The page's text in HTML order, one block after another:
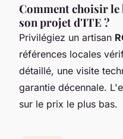
Comment choisir
son projet d'ITE ?
Privilégiez un artisan
références locales
détaillé, une visite
garantie décennale.
sur le prix le plus bas.